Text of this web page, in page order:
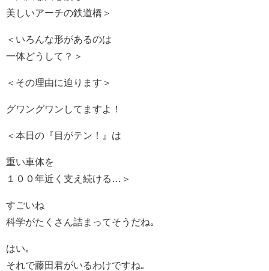
美しいアーチの鉄道橋＞
＜いろんな形があるのは
一体どうして？＞
＜その理由に迫ります＞
グワングワンしてますよ！
＜本日の『目がテン！』は
重い車体を
１００年近く支え続ける…＞
すごいね
科学がたくさん詰まってそうだね｡
はい｡
それで藤田君がいるわけですね｡